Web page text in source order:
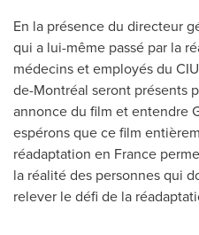
En la présence du directeur
qui a lui-même passé par la
médecins et employés du
de-Montréal seront présents
annonce du film et entendre
espérons que ce film
réadaptation en France
la réalité des personnes qui
relever le défi de la